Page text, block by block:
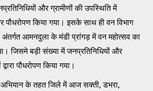
और ग्रामीणों की उपस्थिति में
पौधरोपण किया गया। इसके साथ ही वन विभाग
अंतर्गत आमनदुला के मंडी प्रांगड़ में वन महोत्सव का
जिसमे बड़ी संख्या में जनप्रतिनिधियों और
पौधरोपण किया गया।
के तहत जिले में आज सक्ती, डभरा,